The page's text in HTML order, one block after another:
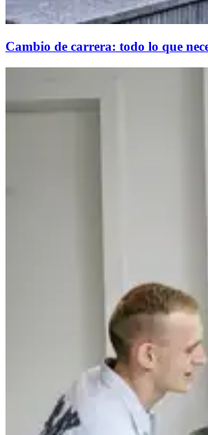
Cambio de carrera: todo lo que